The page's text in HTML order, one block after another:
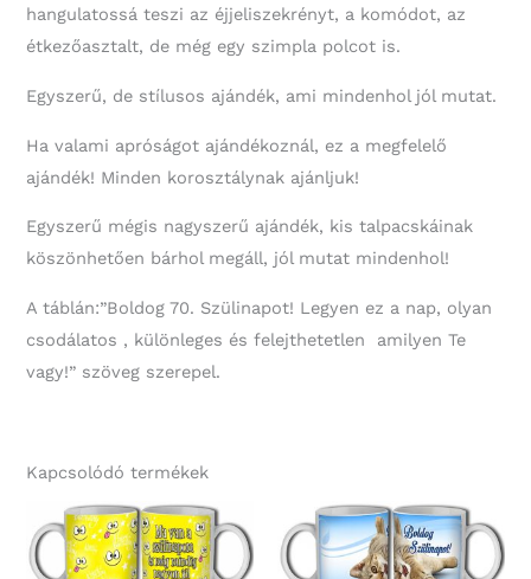
hangulatossá teszi az éjjeliszekrényt, a komódot, az
étkezőasztalt, de még egy szimpla polcot is.
Egyszerű, de stílusos ajándék, ami mindenhol jól mutat.
Ha valami apróságot ajándékoznál, ez a megfelelő
ajándék! Minden korosztálynak ajánljuk!
Egyszerű mégis nagyszerű ajándék, kis talpacskáinak
köszönhetően bárhol megáll, jól mutat mindenhol!
A táblán:”Boldog 70. Szülinapot! Legyen ez a nap, olyan
csodálatos , különleges és felejthetetlen amilyen Te
vagy!” szöveg szerepel.
Kapcsolódó termékek